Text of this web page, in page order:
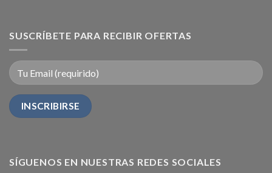
SUSCRÍBETE PARA RECIBIR OFERTAS
SÍGUENOS EN NUESTRAS REDES SOCIALES